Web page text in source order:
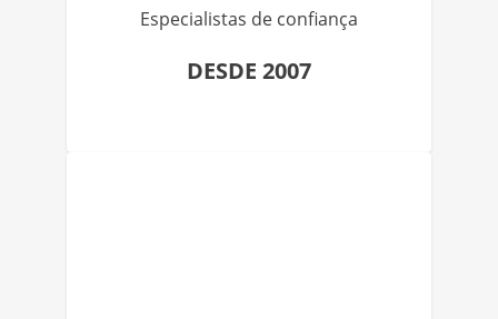
Especialistas de confiança
DESDE 2007